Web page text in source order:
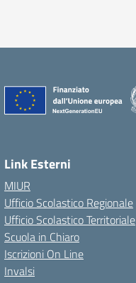
Link Esterni
MIUR
Ufficio Scolastico Regionale
Ufficio Scolastico Territoriale
Scuola in Chiaro
Iscrizioni On Line
Invalsi